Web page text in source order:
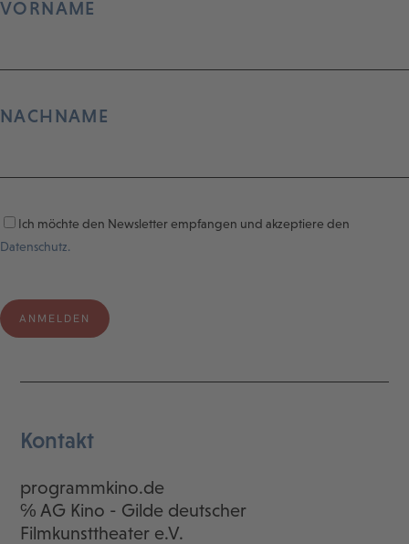
VORNAME
NACHNAME
Ich möchte den Newsletter empfangen und akzeptiere den
Datenschutz.
Kontakt
programmkino.de
℅ AG Kino - Gilde deutscher
Filmkunsttheater e.V.